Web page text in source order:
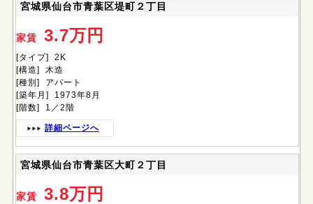
宮城県仙台市青葉区堤町２丁目
家賃 3.7万円
[タイプ] 2K
[構造] 木造
[種別] アパート
[築年月] 1973年8月
[階数] 1／2階
詳細ページへ
宮城県仙台市青葉区大町２丁目
家賃 3.8万円